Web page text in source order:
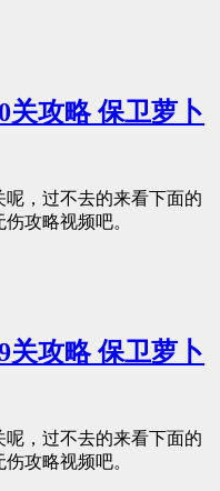
关攻略 保卫萝卜
，过不去的来看下面的
攻略视频吧。
关攻略 保卫萝卜
，过不去的来看下面的
攻略视频吧。